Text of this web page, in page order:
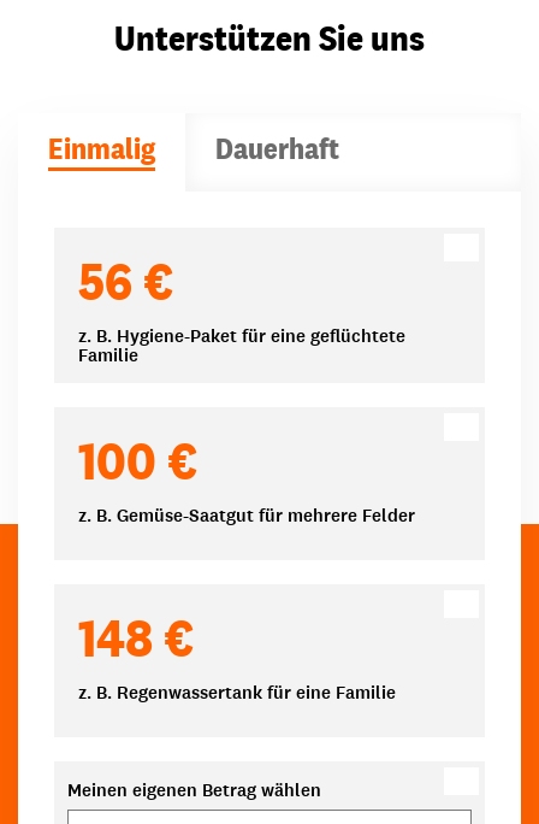
Unterstützen Sie uns
Einmalig Dauerhaft
56 €
z. B. Hygiene-Paket für eine geflüchtete
Familie
100 €
z. B. Gemüse-Saatgut für mehrere Felder
148 €
z. B. Regenwassertank für eine Familie
Meinen eigenen Betrag wählen